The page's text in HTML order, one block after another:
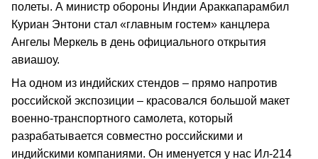
полеты. А министр обороны Индии Араккапарамбил
Куриан Энтони стал «главным гостем» канцлера
Ангелы Меркель в день официального открытия
авиашоу.
На одном из индийских стендов – прямо напротив
российской экспозиции – красовался большой макет
военно-транспортного самолета, который
разрабатывается совместно российскими и
индийскими компаниями. Он именуется у нас Ил-214